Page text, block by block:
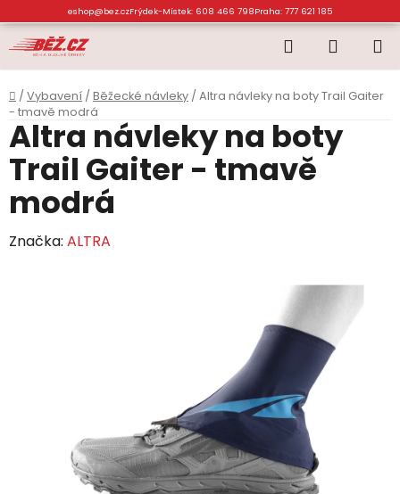
na
obsah
eshop@bez.czFrýdek-Místek: 608 466 798Praha: 777 621 185
Hledat
KOŠÍK
Domů
/ Vybavení / Běžecké návleky / Altra návleky na boty Trail Gaiter
- tmavě modrá
Altra návleky na boty
Trail Gaiter - tmavě
modrá
Značka: ALTRA